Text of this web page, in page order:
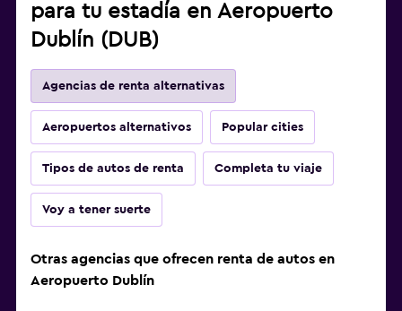
para tu estadía en Aeropuerto
Dublín (DUB)
Agencias de renta alternativas
Aeropuertos alternativos Popular cities
Tipos de autos de renta Completa tu viaje
Voy a tener suerte
Otras agencias que ofrecen renta de autos en
Aeropuerto Dublín